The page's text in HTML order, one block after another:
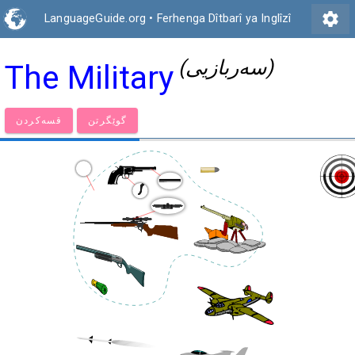
LanguageGuide.org • Ferhenga Dîtbarî ya Inglîzî settings
The Military (سەربازیی)
قسەكردن گوێگرتن